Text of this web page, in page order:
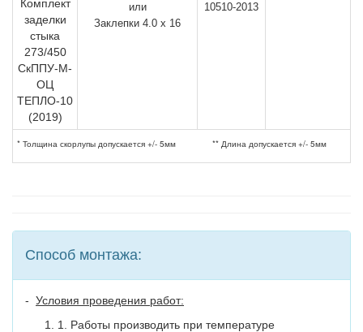
или
Заклепки 4.0 х 16
10510-2013
* Толщина скорлупы допускается +/- 5мм ** Длина допускается +/- 5мм
Способ монтажа:
- Условия проведения работ:
1. Работы производить при температуре